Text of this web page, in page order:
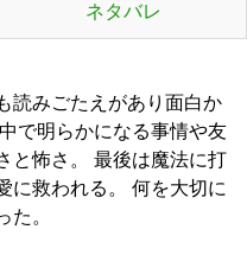
ネタバレ
読みごたえがあり面白か
で明らかになる事情や友
と怖さ。 最後は魔法に打
に救われる。 何を大切に
た。